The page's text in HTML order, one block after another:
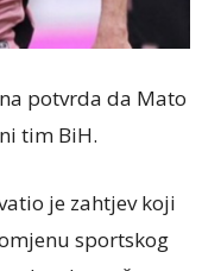
potvrda da Mato
tim BiH.
je zahtjev koji
sportskog